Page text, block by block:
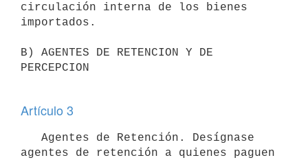
circulación interna de los bienes
importados.
B) AGENTES DE RETENCION Y DE
PERCEPCION
Artículo 3
agentes de retención a quienes paguen